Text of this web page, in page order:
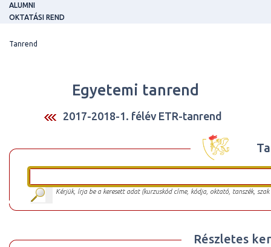
ALUMNI
OKTATÁSI REND
Tanrend
Egyetemi tanrend
2017-2018-1. félév ETR-tanrend
Kérjük, írja be a keresett adat (kurzuskód címe, kódja, oktató, tanszék,
Részletes